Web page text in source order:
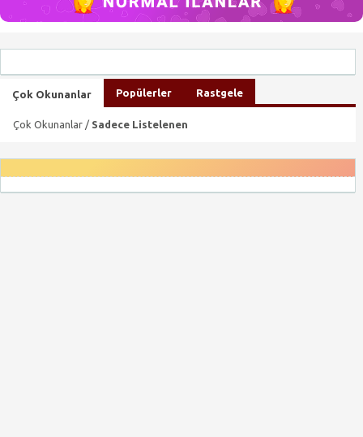
Çok Okunanlar Popülerler Rastgele
Çok Okunanlar / Sadece Listelenen